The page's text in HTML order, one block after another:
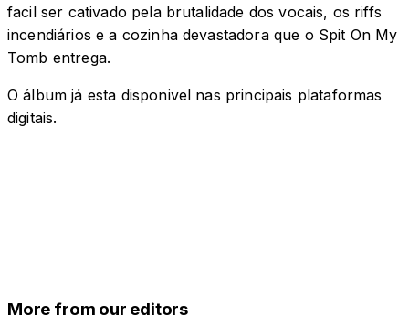
facil ser cativado pela brutalidade dos vocais, os riffs
incendiários e a cozinha devastadora que o Spit On My
Tomb entrega.
O álbum já esta disponivel nas principais plataformas
digitais.
More from our editors